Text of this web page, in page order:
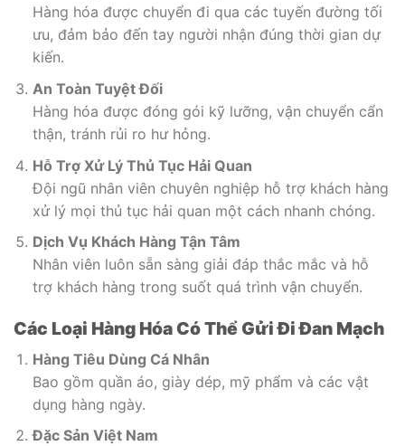
Hàng hóa được chuyển đi qua các tuyến đường tối
ưu, đảm bảo đến tay người nhận đúng thời gian dự
kiến.
An Toàn Tuyệt Đối
Hàng hóa được đóng gói kỹ lưỡng, vận chuyển cẩn
thận, tránh rủi ro hư hỏng.
Hỗ Trợ Xử Lý Thủ Tục Hải Quan
Đội ngũ nhân viên chuyên nghiệp hỗ trợ khách hàng
xử lý mọi thủ tục hải quan một cách nhanh chóng.
Dịch Vụ Khách Hàng Tận Tâm
Nhân viên luôn sẵn sàng giải đáp thắc mắc và hỗ
trợ khách hàng trong suốt quá trình vận chuyển.
Các Loại Hàng Hóa Có Thể Gửi Đi Đan Mạch
Hàng Tiêu Dùng Cá Nhân
Bao gồm quần áo, giày dép, mỹ phẩm và các vật
dụng hàng ngày.
Đặc Sản Việt Nam